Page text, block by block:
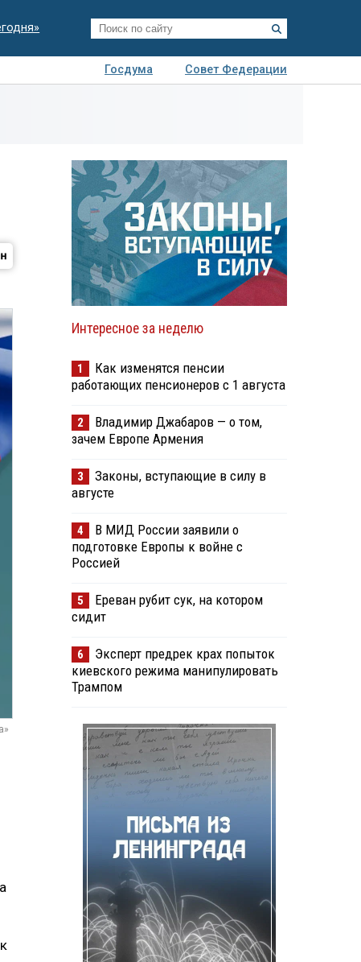
Госдума
Совет Федерации
Интересное за неделю
1
Как изменятся пенсии
работающих пенсионеров с 1 августа
2
Владимир Джабаров — о том,
зачем Европе Армения
3
Законы, вступающие в силу в
августе
4
В МИД России заявили о
подготовке Европы к войне с
Россией
5
Ереван рубит сук, на котором
сидит
6
Эксперт предрек крах попыток
киевского режима манипулировать
Трампом